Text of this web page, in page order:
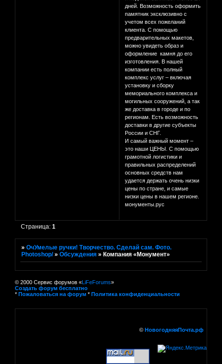
дней. Возможность оформить
памятник эксклюзивно с
учетом всех пожеланий
клиента. С помощью
предварительных макетов,
можно увидеть образ и
оформление камня до его
изготовления. В нашей
компании есть полный
комплекс услуг – включая
установку и сборку
мемориального комплекса и
могильных сооружений, а так
же доставка в городе и по
регионам. Есть возможность
доставки в другие субъекты
России и СНГ.
И самый важный момент –
это наши ЦЕНЫ. С помощью
грамотной логистики и
правильных распределений
основных средств нам
удается держать очень низки
цены по стране, и самые
низки цены в нашем регионе.
монументы.рус
Страница:1
»ОчУмелые ручки! Творчество. Сделай сам. Фото.
Photoshop/ »Обсуждения »Компания «Монумент»
© 2000 Сервис форумов «LiFeForums»
Создать форум бесплатно
* Пожаловаться на форум * Политика конфиденциальности
© НовогодняяПочта.рф